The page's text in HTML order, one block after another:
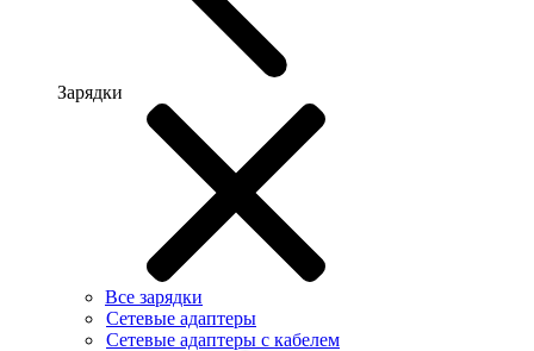
Зарядки
Все зарядки
Сетевые адаптеры
Сетевые адаптеры с кабелем